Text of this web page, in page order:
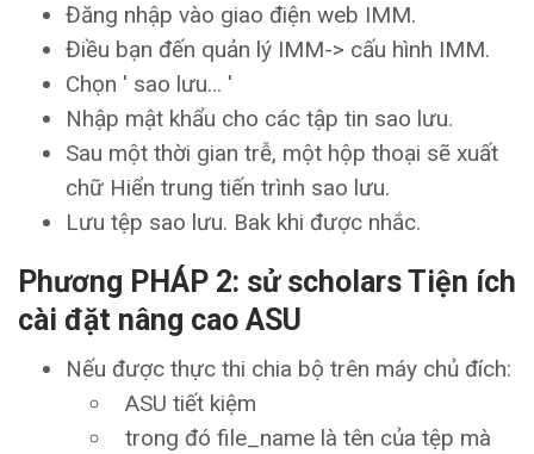
Đăng nhập vào giao điện web IMM.
Điều bạn đến quản lý IMM-> cấu hình IMM.
Chọn ' sao lưu… '
Nhập mật khẩu cho các tập tin sao lưu.
Sau một thời gian trễ, một hộp thoại sẽ xuất
chữ Hiển trung tiến trình sao lưu.
Lưu tệp sao lưu. Bak khi được nhắc.
Phương PHÁP 2: sử scholars Tiện ích
cài đặt nâng cao ASU
Nếu được thực thi chia bộ trên máy chủ đích:
ASU tiết kiệm
trong đó file_name là tên của tệp mà